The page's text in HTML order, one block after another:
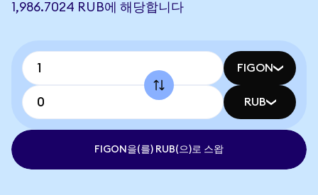
1,986.7024 RUB에 해당합니다
FIGON
RUB
FIGON을(를) RUB(으)로 스왑